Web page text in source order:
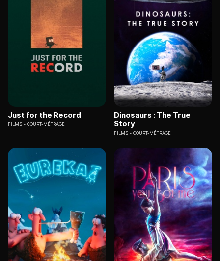
Just for the Record
FILMS COURT-MÉTRAGE
Dinosaurs : The True
Story
FILMS COURT-MÉTRAGE